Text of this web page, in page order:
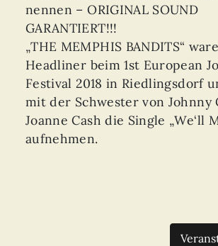
nennen – ORIGINAL SOUND
GARANTIERT!!!
„THE MEMPHIS BANDITS“
Headliner beim 1st European
Festival 2018 in Riedlingsdorf
mit der Schwester von Johnny
Joanne Cash die Single „We‘ll
aufnehmen.